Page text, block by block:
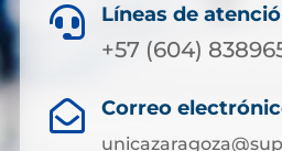
 Líneas de
+57 (604)
 Correo